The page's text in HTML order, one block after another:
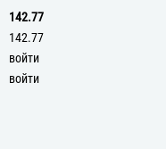
142.77
142.77
войти
войти